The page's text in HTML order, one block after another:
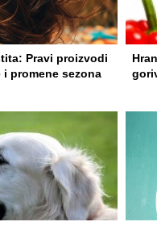
Pravi proizvodi
promene sezona